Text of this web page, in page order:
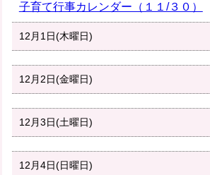
子育て行事カレンダー（１１/３０）
12月1日(木曜日)
12月2日(金曜日)
12月3日(土曜日)
12月4日(日曜日)